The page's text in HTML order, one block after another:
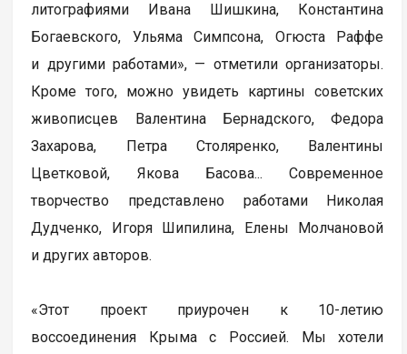
литографиями Ивана Шишкина, Константина
Богаевского, Ульяма Симпсона, Огюста Раффе
и другими работами», — отметили организаторы.
Кроме того, можно увидеть картины советских
живописцев Валентина Бернадского, Федора
Захарова, Петра Столяренко, Валентины
Цветковой, Якова Басова... Современное
творчество представлено работами Николая
Дудченко, Игоря Шипилина, Елены Молчановой
и других авторов.
«Этот проект приурочен к 10-летию
воссоединения Крыма с Россией. Мы хотели